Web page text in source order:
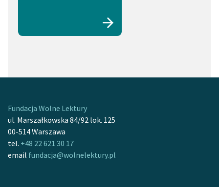
Fundacja Wolne Lektury
ul. Marszałkowska 84/92 lok. 125
00-514 Warszawa
tel. +48 22 621 30 17
email fundacja@wolnelektury.pl